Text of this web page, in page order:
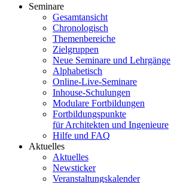
Seminare
Gesamtansicht
Chronologisch
Themenbereiche
Zielgruppen
Neue Seminare und Lehrgänge
Alphabetisch
Online-Live-Seminare
Inhouse-Schulungen
Modulare Fortbildungen
Fortbildungspunkte
für Architekten und Ingenieure
Hilfe und FAQ
Aktuelles
Aktuelles
Newsticker
Veranstaltungskalender